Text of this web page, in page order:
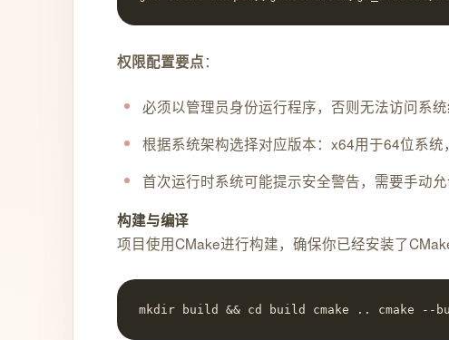
权限配置要点：
必须以管理员身份运行程序，否则无法访问系
根据系统架构选择对应版本：x64用于64位系
首次运行时系统可能提示安全警告，需要手动
构建与编译
项目使用CMake进行构建，确保你已经安装了
mkdir build && cd build cmake .. cmake --